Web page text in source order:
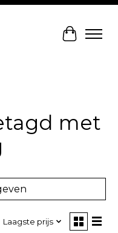
met
Laagste prijs